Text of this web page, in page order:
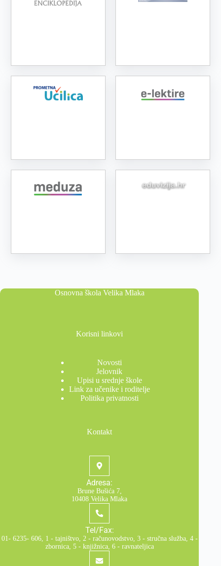
Osnovna škola Velika Mlaka
Korisni linkovi
Novosti
Jelovnik
Upisi u srednje škole
Link za učenike i roditelje
Politika privatnosti
Kontakt
Adresa:
Brune Bušića 7,
10408 Velika Mlaka
Tel/Fax:
01- 6235- 606, 1 - tajništvo, 2 - računovodstvo, 3 - stručna služba, 4 -
zbornica, 5 - knjižnica, 6 - ravnateljica